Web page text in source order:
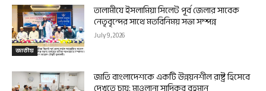
জাতীয়
তালামীযে ইসলামিয়া সিলেট পূর্ব জেলার সাবেক
নেতৃবৃন্দের সাথে মতবিনিময় সভা সম্পন্ন
July 9, 2026
জাতি বাংলাদেশকে একটি উন্নয়নশীল রাষ্ট্র হিসেবে